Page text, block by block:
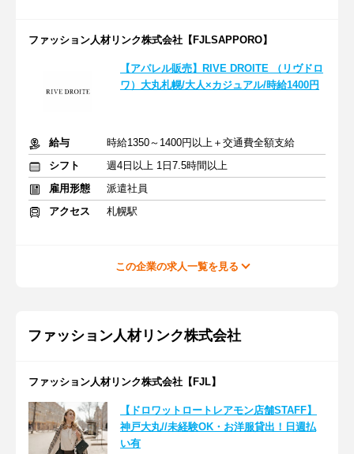
ファッション人材リンク株式会社【FJLSAPPORO】
【アパレル販売】RIVE DROITE （リヴドロ
ワ）大丸札幌/大人×カジュアル/時給1400円
給与
時給1350～1400円以上＋交通費全額支給
シフト
週4日以上 1日7.5時間以上
雇用形態
派遣社員
アクセス
札幌駅
この企業の求人一覧を見る
ファッション人材リンク株式会社
ファッション人材リンク株式会社【FJL】
【ドロワットロートレアモン店舗STAFF】
神戸大丸//未経験OK・お洋服貸出！日週払
い有